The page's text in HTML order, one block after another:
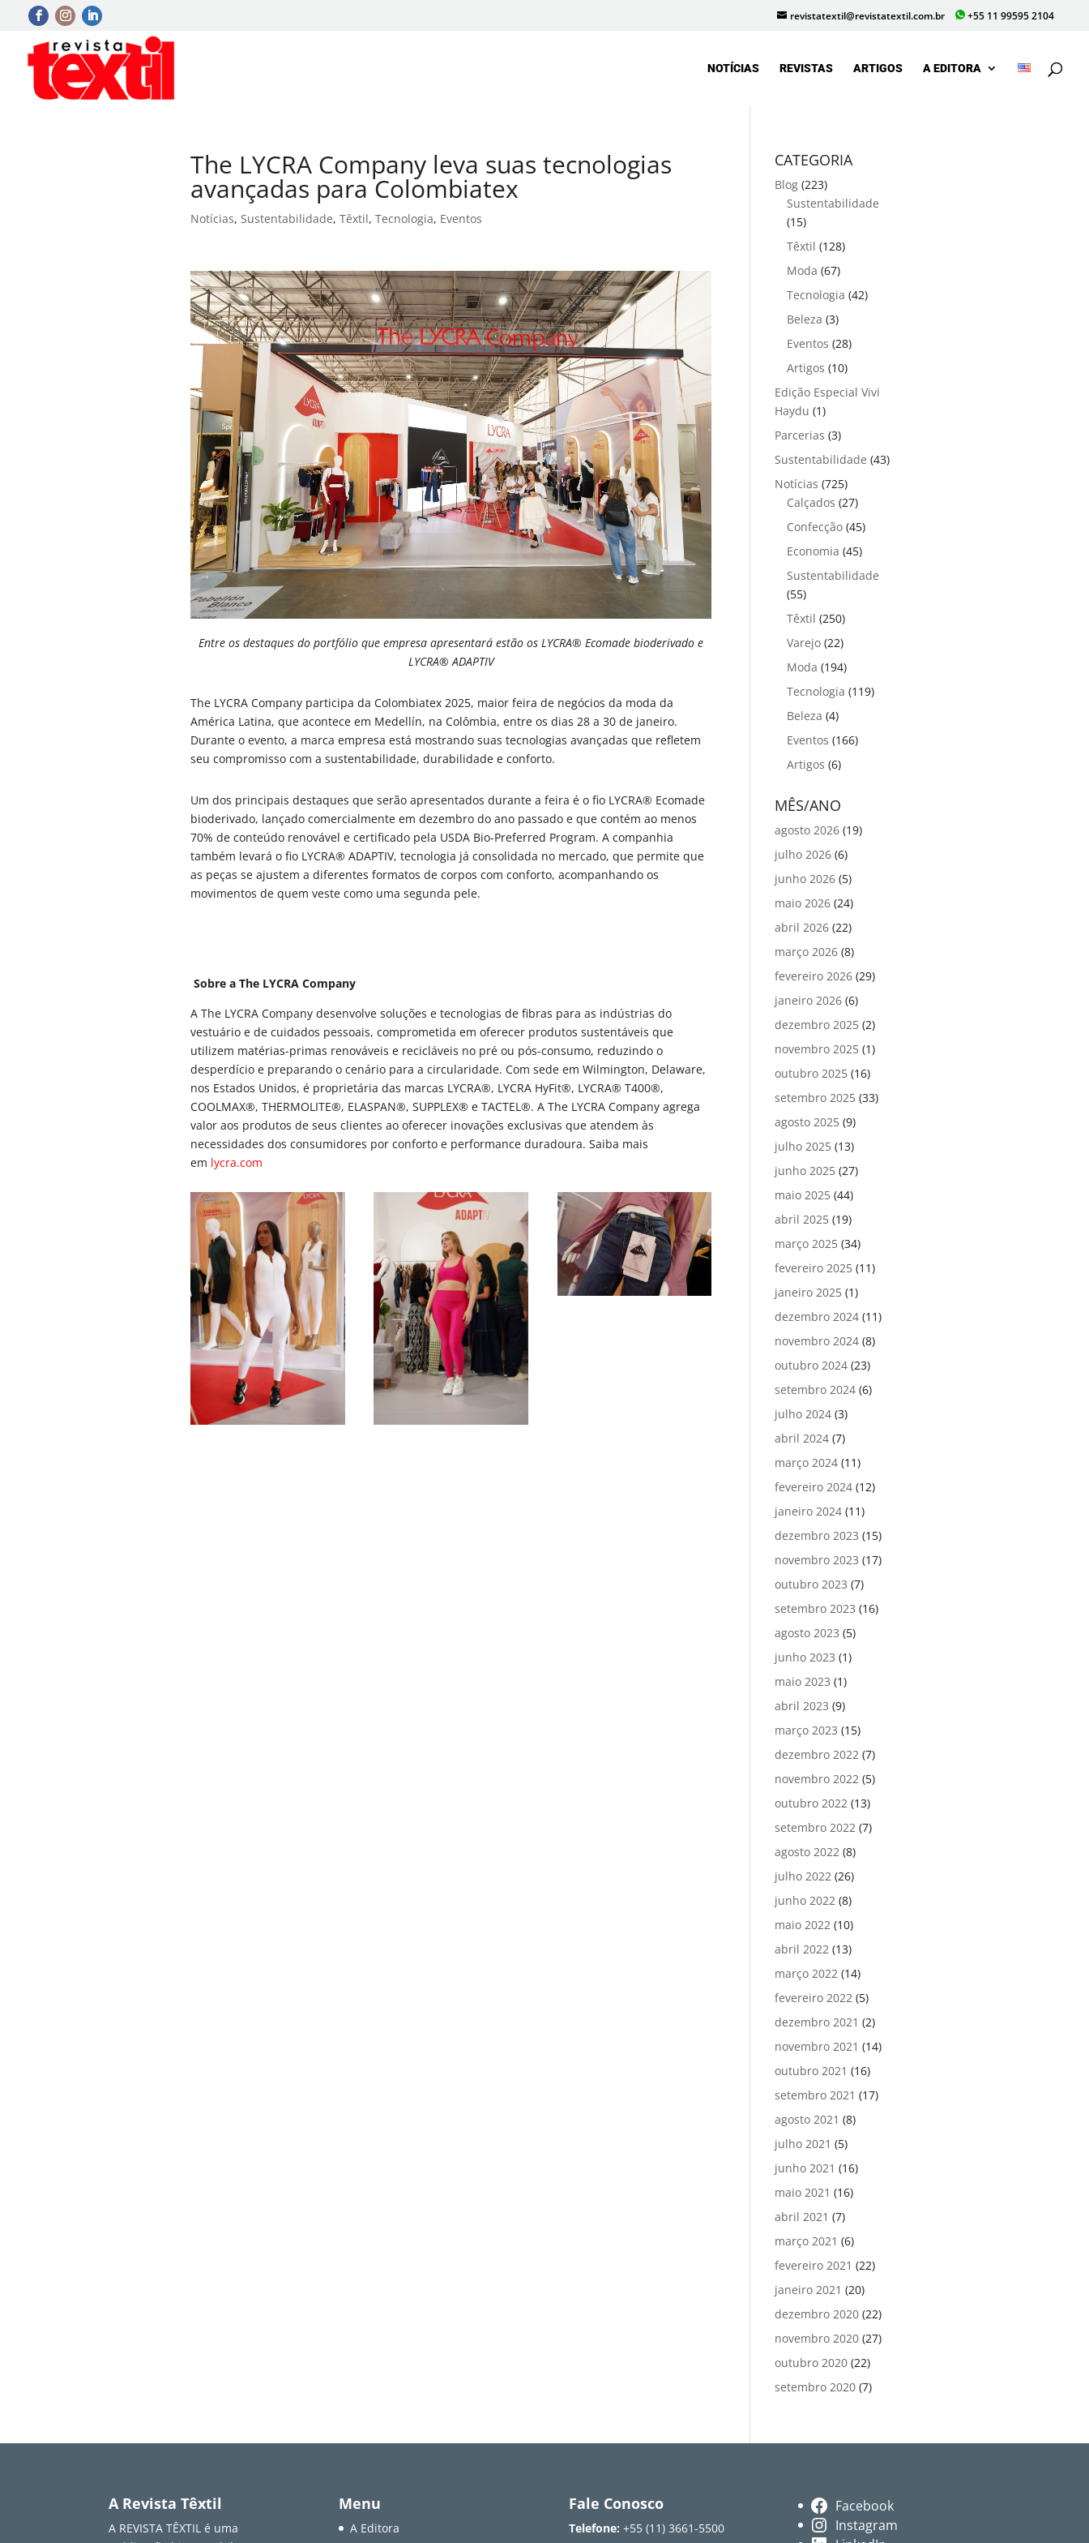
+55 11 99595 2104
revistatextil@revistatextil.com.br
NOTÍCIAS REVISTAS ARTIGOS A EDITORA
The LYCRA Company leva suas tecnologias
avançadas para Colombiatex
Notícias,Sustentabilidade,Têxtil,Tecnologia, Eventos
Entre os destaques do portfólio que empresa apresentará estão os LYCRA® Ecomade bioderivado e
LYCRA® ADAPTIV
The LYCRA Company participa da Colombiatex 2025, maior feira de negócios da moda da
América Latina, que acontece em Medellín, na Colômbia, entre os dias 28 a 30 de janeiro.
Durante o evento, a marca empresa está mostrando suas tecnologias avançadas que refletem
seu compromisso com a sustentabilidade, durabilidade e conforto.
Um dos principais destaques que serão apresentados durante a feira é o fio LYCRA® Ecomade
bioderivado, lançado comercialmente em dezembro do ano passado e que contém ao menos
70% de conteúdo renovável e certificado pela USDA Bio-Preferred Program. A companhia
também levará o fio LYCRA® ADAPTIV, tecnologia já consolidada no mercado, que permite que
as peças se ajustem a diferentes formatos de corpos com conforto, acompanhando os
movimentos de quem veste como uma segunda pele.
Sobre a The LYCRA Company
A The LYCRA Company desenvolve soluções e tecnologias de fibras para as indústrias do
vestuário e de cuidados pessoais, comprometida em oferecer produtos sustentáveisque
utilizem matérias-primas renováveis e recicláveis no pré ou pós-consumo, reduzindo o
desperdício e preparando o cenário para a circularidade. Com sede em Wilmington, Delaware,
nos Estados Unidos, é proprietária das marcas LYCRA®, LYCRA HyFit®, LYCRA® T400®,
COOLMAX®, THERMOLITE®, ELASPAN®, SUPPLEX® e TACTEL®. A The LYCRA Company agrega
valor aos produtos de seus clientes ao oferecer inovações exclusivas que atendem às
necessidades dos consumidores por conforto e performance duradoura. Saiba mais
em lycra.com
CATEGORIA
Blog (223)
Sustentabilidade
(15)
Têxtil (128)
Moda (67)
Tecnologia (42)
Beleza (3)
Eventos (28)
Artigos (10)
Edição Especial Vivi
Haydu (1)
Parcerias (3)
Sustentabilidade (43)
Notícias (725)
Calçados (27)
Confecção (45)
Economia (45)
Sustentabilidade
(55)
Têxtil (250)
Varejo (22)
Moda (194)
Tecnologia (119)
Beleza (4)
Eventos (166)
Artigos (6)
MÊS/ANO
agosto 2026 (19)
julho 2026 (6)
junho 2026 (5)
maio 2026 (24)
abril 2026 (22)
março 2026 (8)
fevereiro 2026 (29)
janeiro 2026 (6)
dezembro 2025 (2)
novembro 2025 (1)
outubro 2025 (16)
setembro 2025 (33)
agosto 2025 (9)
julho 2025 (13)
junho 2025 (27)
maio 2025 (44)
abril 2025 (19)
março 2025 (34)
fevereiro 2025 (11)
janeiro 2025 (1)
dezembro 2024 (11)
novembro 2024 (8)
outubro 2024 (23)
setembro 2024 (6)
julho 2024 (3)
abril 2024 (7)
março 2024 (11)
fevereiro 2024 (12)
janeiro 2024 (11)
dezembro 2023 (15)
novembro 2023 (17)
outubro 2023 (7)
setembro 2023 (16)
agosto 2023 (5)
junho 2023 (1)
maio 2023 (1)
abril 2023 (9)
março 2023 (15)
dezembro 2022 (7)
novembro 2022 (5)
outubro 2022 (13)
setembro 2022 (7)
agosto 2022 (8)
julho 2022 (26)
junho 2022 (8)
maio 2022 (10)
abril 2022 (13)
março 2022 (14)
fevereiro 2022 (5)
dezembro 2021 (2)
novembro 2021 (14)
outubro 2021 (16)
setembro 2021 (17)
agosto 2021 (8)
julho 2021 (5)
junho 2021 (16)
maio 2021 (16)
abril 2021 (7)
março 2021 (6)
fevereiro 2021 (22)
janeiro 2021 (20)
dezembro 2020 (22)
novembro 2020 (27)
outubro 2020 (22)
setembro 2020 (7)
A Revista Têxtil
A REVISTA TÊXTIL é uma
Menu
A Editora
Fale Conosco
Telefone: +55 (11) 3661-5500
Facebook
Instagram